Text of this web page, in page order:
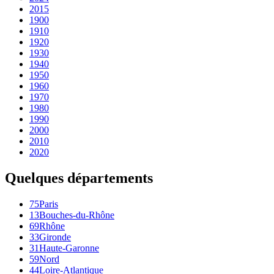
2015
1900
1910
1920
1930
1940
1950
1960
1970
1980
1990
2000
2010
2020
Quelques départements
75Paris
13Bouches-du-Rhône
69Rhône
33Gironde
31Haute-Garonne
59Nord
44Loire-Atlantique